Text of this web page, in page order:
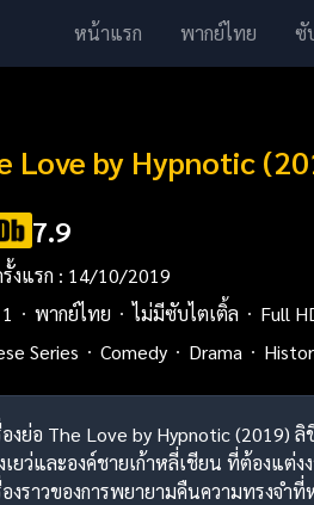
หน้าแรก พากย์ไทย ซั
Love by Hypnotic
7.9
งแรก : 14/10/2019
พากย์ไทย ไม่มีซับไตเติ้ล
Full
Series
Comedy Drama
องย่อ The Love by Hypnotic (2019)
เยว่และองค์ชายเก้าหลี่เชียน ที่ต้องแต่
องราวของการพยายามคืนความทรงจ